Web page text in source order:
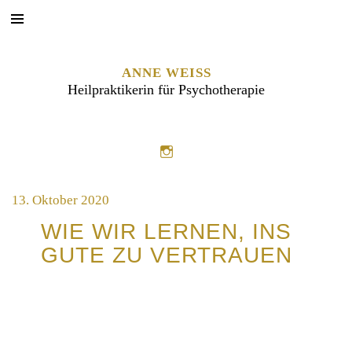
ANNE WEISS
Heilpraktikerin für Psychotherapie
13. Oktober 2020
WIE WIR LERNEN, INS
GUTE ZU VERTRAUEN